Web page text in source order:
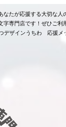
が応援する大切な
専門店です！ぜひご
デザインうちわ 応援